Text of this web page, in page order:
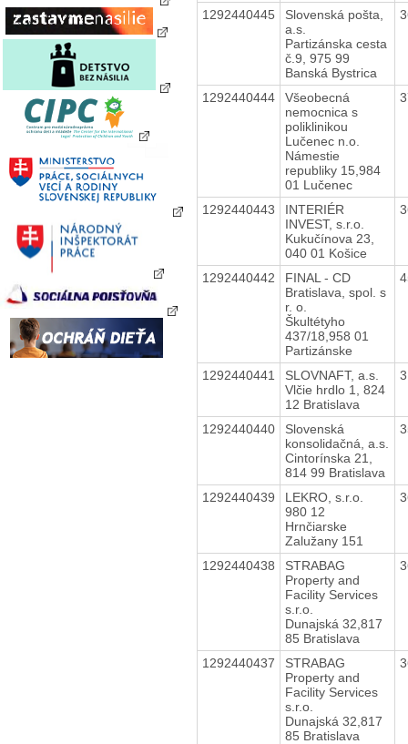
1292440445
Slovenská pošta,
a.s.
Partizánska cesta
č.9, 975 99
Banská Bystrica
1292440444
Všeobecná
nemocnica s
poliklinikou
Lučenec n.o.
Námestie
republiky 15,984
01 Lučenec
1292440443
INTERIÉR
INVEST, s.r.o.
Kukučínova 23,
040 01 Košice
1292440442
FINAL - CD
Bratislava, spol. s
r. o.
Škultétyho
437/18,958 01
Partizánske
1292440441
SLOVNAFT, a.s.
Vlčie hrdlo 1, 824
12 Bratislava
1292440440
Slovenská
konsolidačná, a.s.
Cintorínska 21,
814 99 Bratislava
1292440439
LEKRO, s.r.o.
980 12
Hrnčiarske
Zalužany 151
1292440438
STRABAG
Property and
Facility Services
s.r.o.
Dunajská 32,817
85 Bratislava
1292440437
STRABAG
Property and
Facility Services
s.r.o.
Dunajská 32,817
85 Bratislava